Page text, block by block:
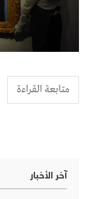
متابعة القراءة
آخر الأخبار